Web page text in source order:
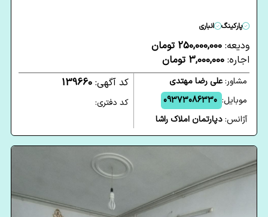
پارکینگ انباری
ودیعه: 250,000,000 تومان
اجاره: 3,000,000 تومان
مشاور:علی رضا مهتدی
موبایل: 09373086330
آژانس:دپارتمان املاک راشا
کد آگهی: 139660
کد دفتری: